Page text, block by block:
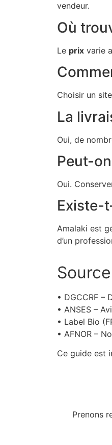
vendeur.
Où
Le prix varie
Choisir un
La
Oui, de
Peut-
Oui.
Existe-
Amalaki est
d’un
• DGCCRF –
• ANSES –
• Label Bio
• AFNOR –
Ce guide est
Prenons